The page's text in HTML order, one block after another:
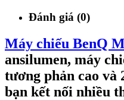
Đánh giá (0)
Máy chiếu BenQ
ansilumen, máy
tương phản cao
bạn kết nối nhiều